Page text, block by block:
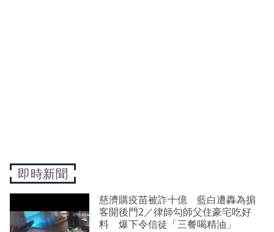
即時新聞
慈濟購疫苗被詐十億 藍白遭轟為掮
客開後門2／律師勾師父住豪宅吃好
料 爆下令信徒「三餐喝精油」